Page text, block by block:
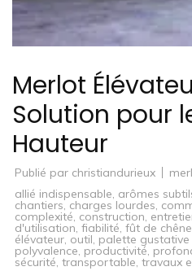
Merlot
Solution pour
Hauteur
Publié par christiandurieux
allié indispensable, arômes
chantiers, charges lourdes,
complexité, construction,
d'utilisation, fiabilité, fût de chêne
élévateur, outil, palette gustative
polyvalence, productivité,
sécurité, transportable, travaux